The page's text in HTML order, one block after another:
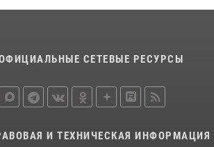
СЕТЕВЫЕ РЕСУРСЫ
И ТЕХНИЧЕСКАЯ ИНФОРМАЦИЯ